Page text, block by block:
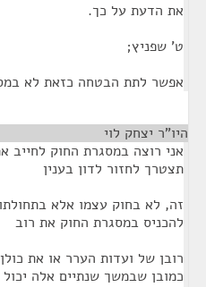
את הדעת על כך.
ט' שפניץ;
אפשר לתת הבטחה כזאת לא
היו"ר יצחק לוי
אני רוצה במסגרת החוק לחייב
תצטרך לחזור לדון בענין
זה, לא בחוק עצמו אלא
להכניס במסגרת החוק את רוב
רובן של ועדות הערר או את
כמובן שבמשך שנתיים אלה יכול